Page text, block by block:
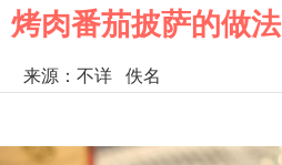
烤肉番茄披萨的做法
来源： 不详 佚名